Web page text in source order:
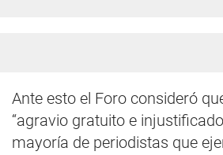
Ante esto el Foro consideró
“agravio gratuito e
mayoría de periodistas que